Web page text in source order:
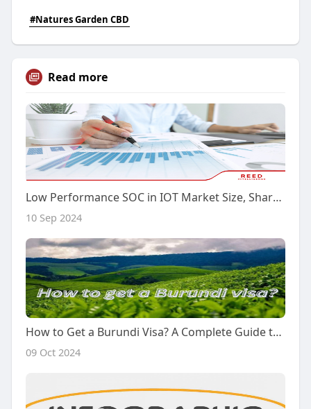
#Natures Garden CBD
Read more
Low Performance SOC in IOT Market Size, Share and Growth by Forecast 2024-2032 | Reed Intelligence
10 Sep 2024
How to Get a Burundi Visa? A Complete Guide to Burundi e-Visa
09 Oct 2024